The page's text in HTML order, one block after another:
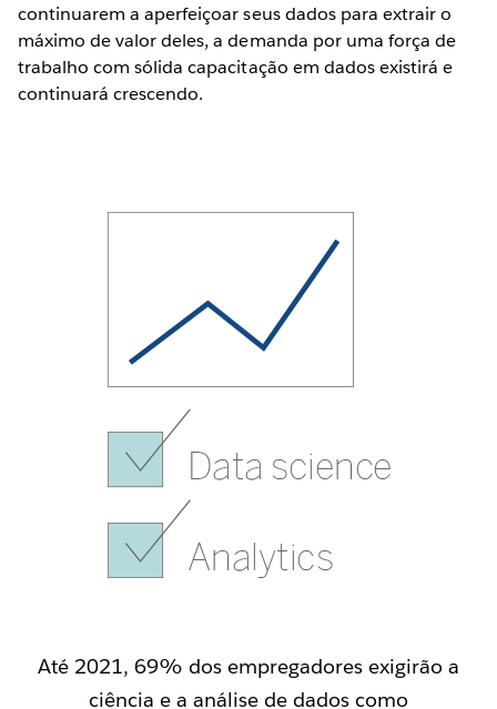
continuarem a aperfeiçoar seus dados para extrair o
máximo de valor deles, a demanda por uma força de
trabalho com sólida capacitação em dados existirá e
continuará crescendo.
Até 2021, 69% dos empregadores exigirão a
ciência e a análise de dados como